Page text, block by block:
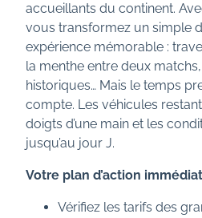
accueillants du continent.
vous transformez un simple
expérience mémorable :
la menthe entre deux
historiques… Mais le temps
compte. Les véhicules
doigts d’une main et les
jusqu’au jour J.
Votre plan d’action
Vérifiez les tarifs des